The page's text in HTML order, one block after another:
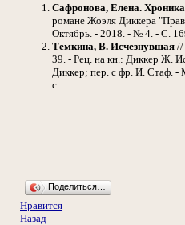
Сафронова, Елена.
романе Жоэля Диккера
Октябрь. - 2018. - № 4. - С.
Темкина, В. Исчезнувшая //
39. - Рец. на кн.: Диккер Ж.
Диккер; пер. с фр. И. Стаф.
с.
Поделиться…
Нравится
Назад